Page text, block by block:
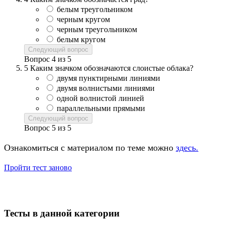
белым треугольником
черным кругом
черным треугольником
белым кругом
Следующий вопрос
Вопрос 4 из 5
5 Каким значком обозначаются слоистые облака?
двумя пунктирными линиями
двумя волнистыми линиями
одной волнистой линией
параллельными прямыми
Следующий вопрос
Вопрос 5 из 5
Ознакомиться с материалом по теме можно здесь.
Пройти тест заново
Тесты в данной категории